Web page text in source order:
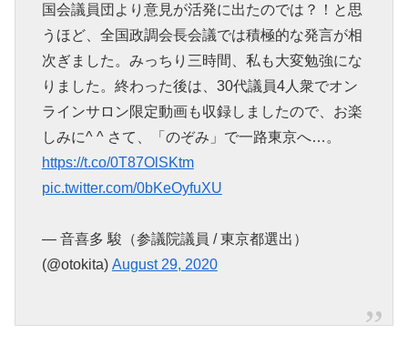
国会議員団より意見が活発に出たのでは？！と思
うほど、全国政調会長会議では積極的な発言が相
次ぎました。みっちり三時間、私も大変勉強にな
りました。終わった後は、30代議員4人衆でオン
ラインサロン限定動画も収録しましたので、お楽
しみに^ ^ さて、「のぞみ」で一路東京へ…。
https://t.co/0T87OlSKtm
pic.twitter.com/0bKeOyfuXU
— 音喜多 駿（参議院議員 / 東京都選出）
(@otokita) August 29, 2020